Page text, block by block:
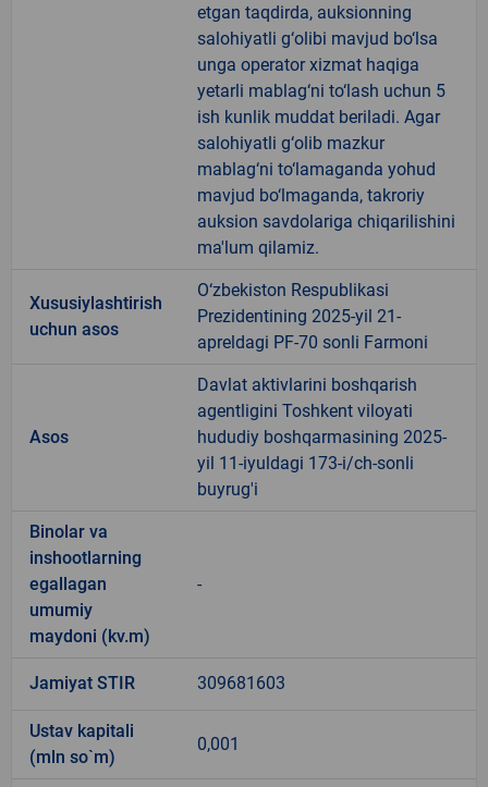
etgan taqdirda, auksionning
salohiyatli g‘olibi mavjud bo‘lsa
unga operator xizmat haqiga
yetarli mablag‘ni to‘lash uchun 5
ish kunlik muddat beriladi. Agar
salohiyatli g‘olib mazkur
mablag‘ni to‘lamaganda yohud
mavjud bo‘lmaganda, takroriy
auksion savdolariga chiqarilishini
ma'lum qilamiz.
Xususiylashtirish
uchun asos
O‘zbekiston Respublikasi
Prezidentining 2025-yil 21-
apreldagi PF-70 sonli Farmoni
Asos
Davlat aktivlarini boshqarish
agentligini Toshkent viloyati
hududiy boshqarmasining 2025-
yil 11-iyuldagi 173-i/ch-sonli
buyrug'i
Binolar va
inshootlarning
egallagan
umumiy
maydoni (kv.m)
-
Jamiyat STIR 309681603
Ustav kapitali
(mln so`m)
0,001